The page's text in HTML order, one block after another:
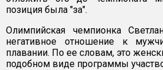
позиция была "за".
Олимпийская чемпионка
негативное отношение к
плавании. По ее словам, это
подобном виде программы